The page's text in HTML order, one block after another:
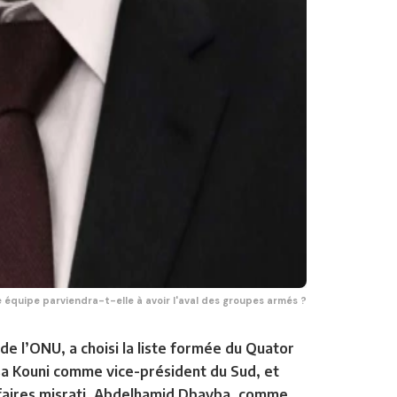
équipe parviendra-t-elle à avoir l'aval des groupes armés ?
l’ONU, a choisi la liste formée du Quator
Kouni comme vice-président du Sud, et